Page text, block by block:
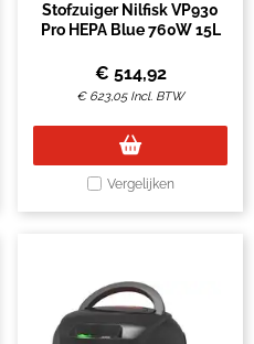
Stofzuiger Nilfisk VP930
Pro HEPA Blue 760W 15L
€ 514,92
€ 623,05 Incl. BTW
Vergelijken